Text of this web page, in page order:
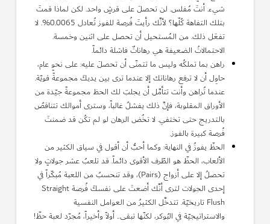
شيء. أنتَ مُفلس. لن تحصلَ على قرشٍ واحد. لكن لماذا قمتَ
بتلك التفاهة كُلّها؟ لأنَّك رأيتَ فُرصة للفوز تُعادل 0.0065%. لا
تفعَل ذلك. من المُستحيل أن تحصل على اثنين وخمسة.
الاحتمالاتُ الضعيفة هي رهاناتٌ فاشلة دائماً.
راهن بما تملكُه وليس ما تتمنّى أن تحصلَ عليه: على نحوٍ عام،
حاوِل أن لا ترفع رهاناتك إلا عندما ترى بين يديكَ مجموعةً قويّة.
عندما تُراهن وأنت تتأمَّل أن يجلبَ لك الحظ مجموعةً جيّدة من
الأوراق المقلوبة، فإنَّ ذلك يفشلُ غالباً، وسترى أموالك تتناقصُ
بالتدريج حتى تختفي. لا تخُض الرهان لو لم تكُن قد ضمنتَ
فُرصة كبيرة بالفوز.
الحظّ يفوزُ في النهاية: وكما أحبُّ أن أقول في سياق الكثير من
الألعاب، الحظّ هو الطّرف الأقوى دائماً. قد تلعبُ عشر جولاتٍ ولا
تحصلُ إلا على أزواج (Pairs)، وقد تنحسبُ من اللعبة مُبكّراً في
إحدى الجولات لترى أنَّك أضعتَ على نفسكَ فُرصة Straight
Flush تاريخيّة. تتدخَّل الكثيرُ من العوامل النفسية
والاستراتيجيّة في البُوكر، لكنّها تبقى.. أولاً وأخيراً، مُجرّد لعبة حظّ!